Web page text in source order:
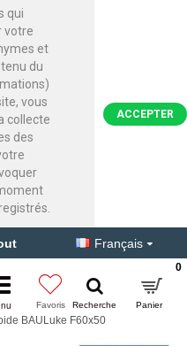
qui
votre
et
du
vous
collecte
des
ACCEPTER
Français
0
BAULuke F60x50